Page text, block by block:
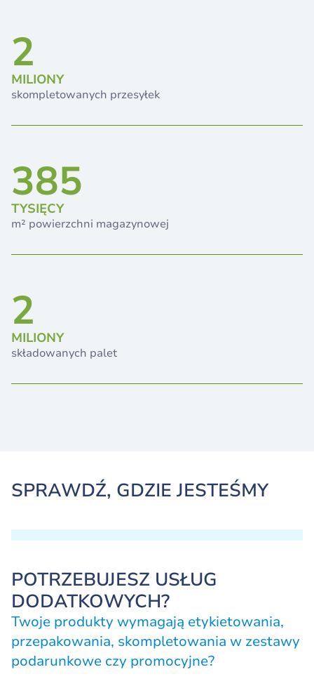
2
MILIONY
skompletowanych przesyłek
385
TYSIĘCY
m² powierzchni magazynowej
2
MILIONY
składowanych palet
SPRAWDŹ, GDZIE JESTEŚMY
POTRZEBUJESZ USŁUG
DODATKOWYCH?
Twoje produkty wymagają etykietowania,
przepakowania, skompletowania w zestawy
podarunkowe czy promocyjne?